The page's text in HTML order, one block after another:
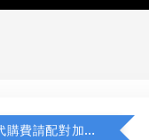
若顯示未含代購費請配對加購(未加購視同無效訂單)